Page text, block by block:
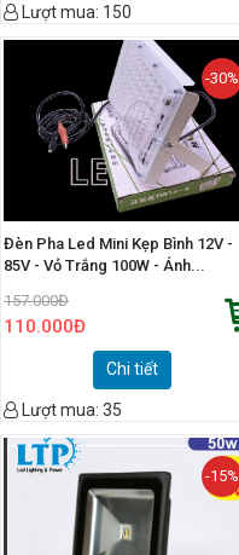
Lượt mua: 150
-30%
Đèn Pha Led Mini Kẹp Bình 12V -
85V - Vỏ Trắng 100W - Ánh...
157.000Đ
110.000Đ
Chi tiết
Lượt mua: 35
-15%